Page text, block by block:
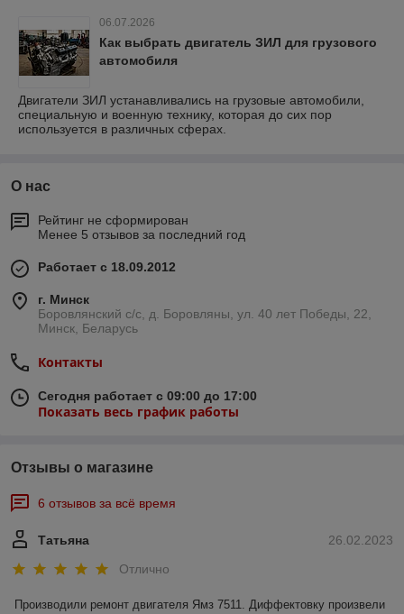
06.07.2026
Как выбрать двигатель ЗИЛ для грузового
автомобиля
Двигатели ЗИЛ устанавливались на грузовые автомобили,
специальную и военную технику, которая до сих пор
используется в различных сферах.
О нас
Рейтинг не сформирован
Менее 5 отзывов за последний год
Работает с 18.09.2012
г. Минск
Боровлянский с/с, д. Боровляны, ул. 40 лет Победы, 22,
Минск, Беларусь
Контакты
Сегодня работает с 09:00 до 17:00
Показать весь график работы
Отзывы о магазине
6 отзывов за всё время
26.02.2023
Татьяна
Отлично
Производили ремонт двигателя Ямз 7511. Диффектовку произвели